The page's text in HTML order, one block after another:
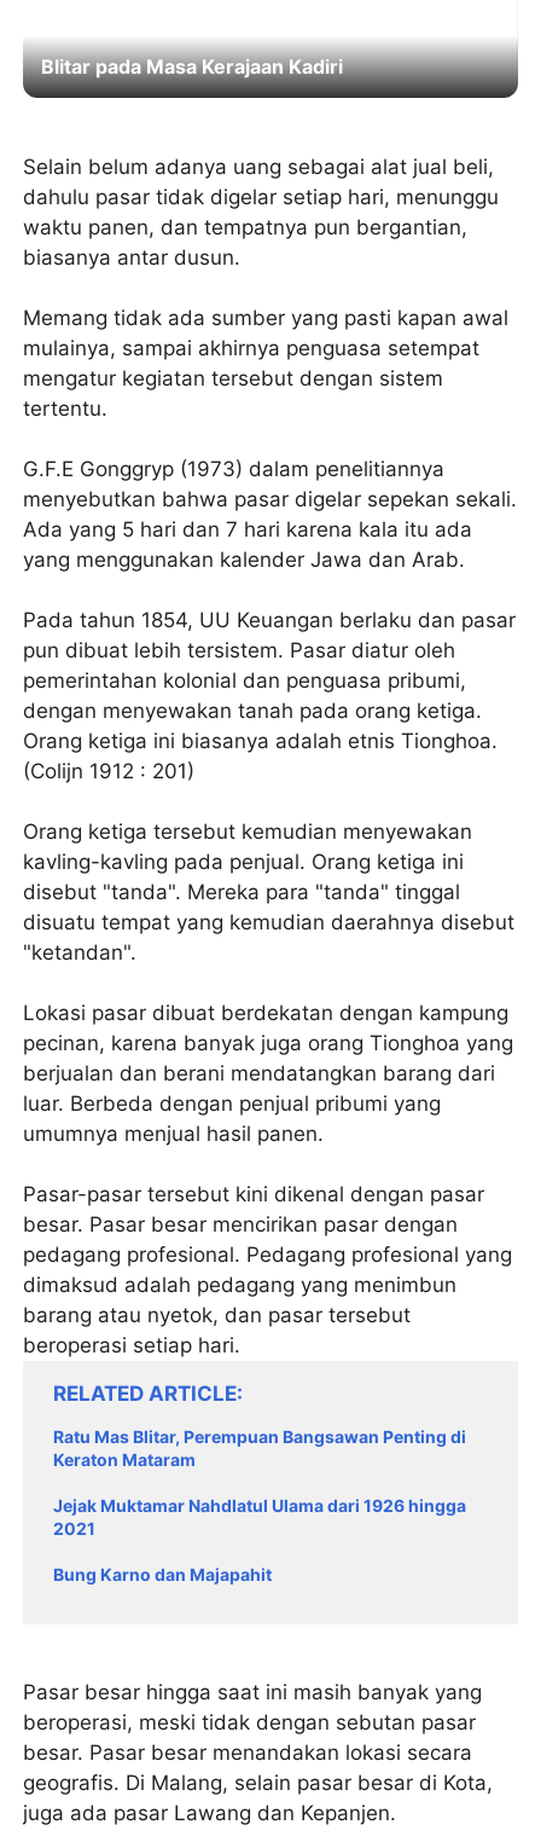
Daya Tarik Es Drop Blitar, Kuliner Legendaris
Sejak 1937
Selain belum adanya uang sebagai alat jual beli,
dahulu pasar tidak digelar setiap hari, menunggu
waktu panen, dan tempatnya pun bergantian,
biasanya antar dusun.
Memang tidak ada sumber yang pasti kapan awal
mulainya, sampai akhirnya penguasa setempat
mengatur kegiatan tersebut dengan sistem
tertentu.
G.F.E Gonggryp (1973) dalam penelitiannya
menyebutkan bahwa pasar digelar sepekan sekali.
Ada yang 5 hari dan 7 hari karena kala itu ada
yang menggunakan kalender Jawa dan Arab.
Pada tahun 1854, UU Keuangan berlaku dan pasar
pun dibuat lebih tersistem. Pasar diatur oleh
pemerintahan kolonial dan penguasa pribumi,
dengan menyewakan tanah pada orang ketiga.
Orang ketiga ini biasanya adalah etnis Tionghoa.
(Colijn 1912 : 201)
Orang ketiga tersebut kemudian menyewakan
kavling-kavling pada penjual. Orang ketiga ini
disebut "tanda". Mereka para "tanda" tinggal
disuatu tempat yang kemudian daerahnya disebut
"ketandan".
Lokasi pasar dibuat berdekatan dengan kampung
pecinan, karena banyak juga orang Tionghoa yang
berjualan dan berani mendatangkan barang dari
luar. Berbeda dengan penjual pribumi yang
umumnya menjual hasil panen.
Pasar-pasar tersebut kini dikenal dengan pasar
besar. Pasar besar mencirikan pasar dengan
pedagang profesional. Pedagang profesional yang
dimaksud adalah pedagang yang menimbun
barang atau nyetok, dan pasar tersebut
beroperasi setiap hari.
RELATED ARTICLE
Ratu Mas Blitar, Perempuan Bangsawan Penting di
Keraton Mataram
Jejak Muktamar Nahdlatul Ulama dari 1926 hingga
2021
Bung Karno dan Majapahit
Pasar besar hingga saat ini masih banyak yang
beroperasi, meski tidak dengan sebutan pasar
besar. Pasar besar menandakan lokasi secara
geografis. Di Malang, selain pasar besar di Kota,
juga ada pasar Lawang dan Kepanjen.